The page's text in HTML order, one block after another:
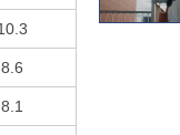
8.6
8.1